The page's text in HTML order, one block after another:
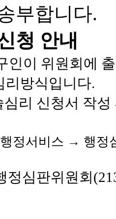
부합니다.
청 안내
인이 위원회에
리방식입니다.
리 신청서 작
행정서비스 → 행
정심판위원회